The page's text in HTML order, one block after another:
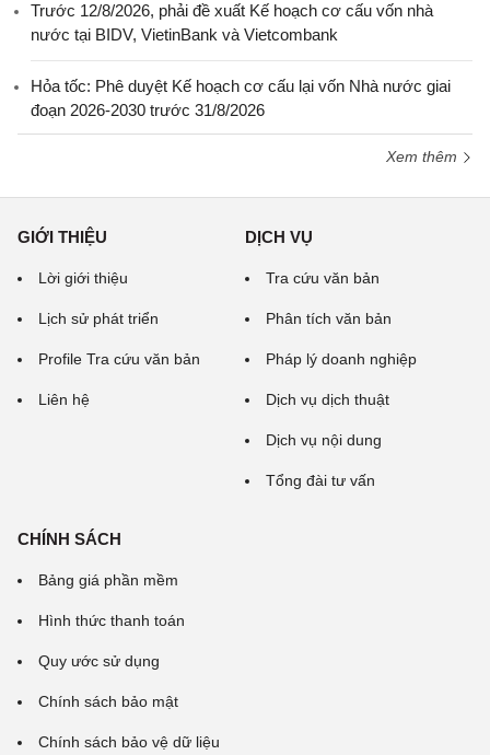
Trước 12/8/2026, phải đề xuất Kế hoạch cơ cấu vốn nhà
nước tại BIDV, VietinBank và Vietcombank
Hỏa tốc: Phê duyệt Kế hoạch cơ cấu lại vốn Nhà nước giai
đoạn 2026-2030 trước 31/8/2026
Xem thêm
GIỚI THIỆU
Lời giới thiệu
Lịch sử phát triển
Profile Tra cứu văn bản
Liên hệ
DỊCH VỤ
Tra cứu văn bản
Phân tích văn bản
Pháp lý doanh nghiệp
Dịch vụ dịch thuật
Dịch vụ nội dung
Tổng đài tư vấn
CHÍNH SÁCH
Bảng giá phần mềm
Hình thức thanh toán
Quy ước sử dụng
Chính sách bảo mật
Chính sách bảo vệ dữ liệu